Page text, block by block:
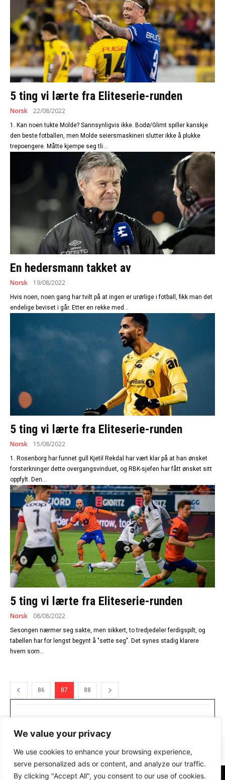
We value your privacy
We use cookies to enhance your browsing experience,
serve personalized ads or content, and analyze our traffic.
By clicking "Accept All", you consent to our use of cookies.
5 ting vi lærte fra Eliteserie-runden
Norsk 22/08/2022
1. Kan noen tukte Molde? Sannsynligvis ikke. Bodø/Glimt spiller kanskje
den beste fotballen, men Molde seiersmaskineri slutter ikke å plukke
trepoengere. Måtte kjempe seg tli...
En hedersmann takket av
Norsk 19/08/2022
Hvis noen, noen gang har tvilt på at ingen er urørlige i fotball, fikk man det
endelige beviset i går. Etter en rekke med...
5 ting vi lærte fra Eliteserie-runden
Norsk 15/08/2022
1. Rosenborg har funnet gull Kjetil Rekdal har vært klar på at han ønsket
forsterkninger dette overgangsvinduet, og RBK-sjefen har fått ønsket sitt
oppfylt. Den...
5 ting vi lærte fra Eliteserie-runden
Norsk 08/08/2022
Sesongen nærmer seg sakte, men sikkert, to tredjedeler ferdigspilt, og
tabellen har for lengst begynt å "sette seg". Det synes stadig klarere
hvem som...
86 87 88